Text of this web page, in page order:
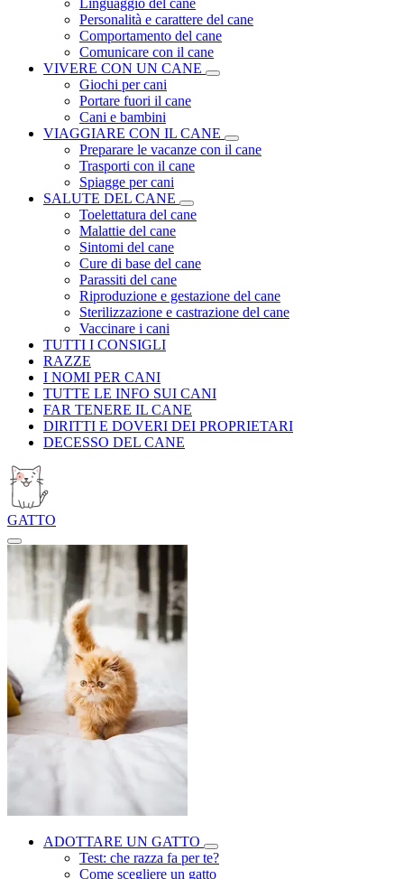
Linguaggio del cane
Personalità e carattere del cane
Comportamento del cane
Comunicare con il cane
VIVERE CON UN CANE
Giochi per cani
Portare fuori il cane
Cani e bambini
VIAGGIARE CON IL CANE
Preparare le vacanze con il cane
Trasporti con il cane
Spiagge per cani
SALUTE DEL CANE
Toelettatura del cane
Malattie del cane
Sintomi del cane
Cure di base del cane
Parassiti del cane
Riproduzione e gestazione del cane
Sterilizzazione e castrazione del cane
Vaccinare i cani
TUTTI I CONSIGLI
RAZZE
I NOMI PER CANI
TUTTE LE INFO SUI CANI
FAR TENERE IL CANE
DIRITTI E DOVERI DEI PROPRIETARI
DECESSO DEL CANE
GATTO
ADOTTARE UN GATTO
Test: che razza fa per te?
Come scegliere un gatto